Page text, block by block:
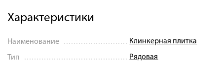
Характеристики
Наименование Клинкерная плитка
Тип Рядовая